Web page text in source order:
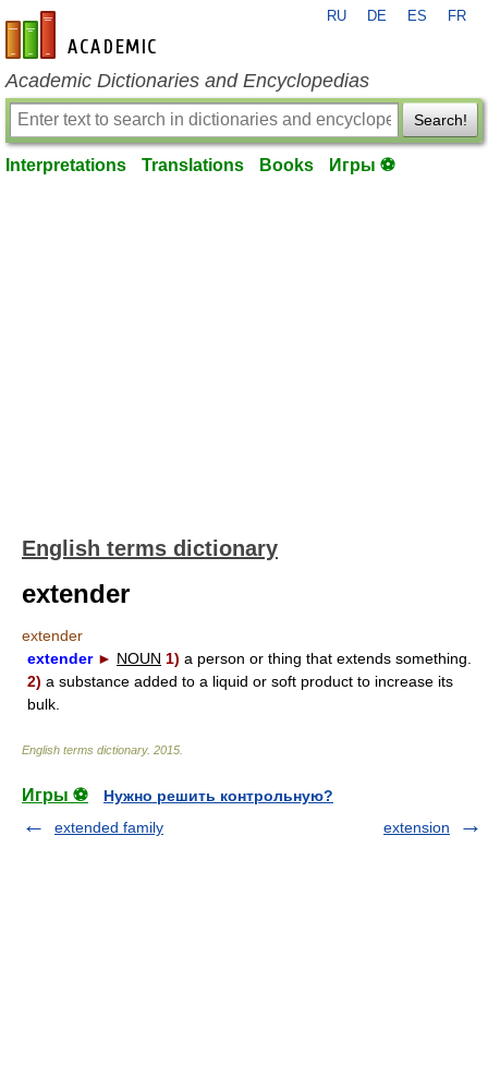
en-academic.com
RU DE ES FR
Academic Dictionaries and Encyclopedias
Search!
Interpretations Translations Books Игры ⚽
English terms dictionary
extender
extender
extender ► NOUN 1) a person or thing that extends something.
2) a substance added to a liquid or soft product to increase its
bulk.
English terms dictionary. 2015
Игры ⚽
Нужно решить контрольную?
extended family
extension